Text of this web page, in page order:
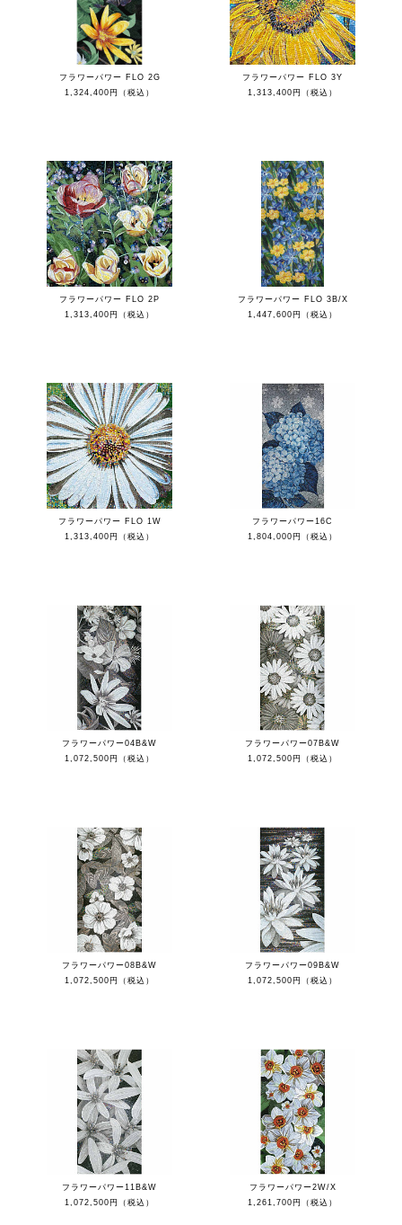
フラワーパワー FLO 2G
1,324,400円（税込）
フラワーパワー FLO 3Y
1,313,400円（税込）
フラワーパワー FLO 2P
1,313,400円（税込）
フラワーパワー FLO 3B/X
1,447,600円（税込）
フラワーパワー FLO 1W
1,313,400円（税込）
フラワーパワー16C
1,804,000円（税込）
フラワーパワー04B&W
1,072,500円（税込）
フラワーパワー07B&W
1,072,500円（税込）
フラワーパワー08B&W
1,072,500円（税込）
フラワーパワー09B&W
1,072,500円（税込）
フラワーパワー11B&W
1,072,500円（税込）
フラワーパワー2W/X
1,261,700円（税込）